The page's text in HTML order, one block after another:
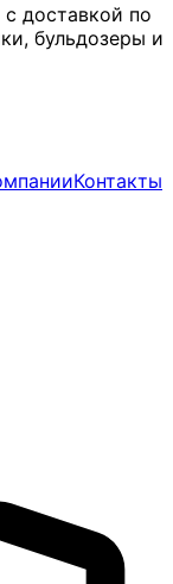
доставкой по
бульдозеры и
Контакты